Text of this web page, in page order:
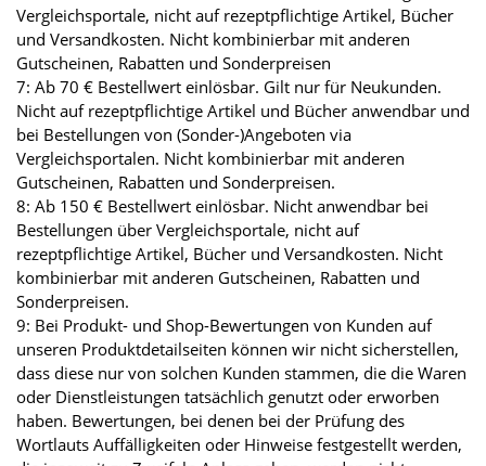
Vergleichsportale, nicht auf rezeptpflichtige Artikel, Bücher
und Versandkosten. Nicht kombinierbar mit anderen
Gutscheinen, Rabatten und Sonderpreisen
7: Ab 70 € Bestellwert einlösbar. Gilt nur für Neukunden.
Nicht auf rezeptpflichtige Artikel und Bücher anwendbar und
bei Bestellungen von (Sonder-)Angeboten via
Vergleichsportalen. Nicht kombinierbar mit anderen
Gutscheinen, Rabatten und Sonderpreisen.
8: Ab 150 € Bestellwert einlösbar. Nicht anwendbar bei
Bestellungen über Vergleichsportale, nicht auf
rezeptpflichtige Artikel, Bücher und Versandkosten. Nicht
kombinierbar mit anderen Gutscheinen, Rabatten und
Sonderpreisen.
9: Bei Produkt- und Shop-Bewertungen von Kunden auf
unseren Produktdetailseiten können wir nicht sicherstellen,
dass diese nur von solchen Kunden stammen, die die Waren
oder Dienstleistungen tatsächlich genutzt oder erworben
haben. Bewertungen, bei denen bei der Prüfung des
Wortlauts Auffälligkeiten oder Hinweise festgestellt werden,